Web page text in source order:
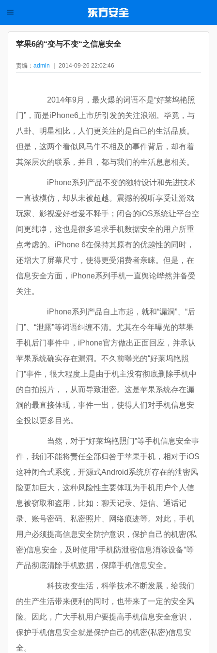
苹果6的“变与不变“之信息安全
责编： admin ｜ 2014-09-26 22:02:46
2014年9月，最火爆的词语不是“好莱坞艳照
门”，而是iPhone6上市所引发的关注浪潮。毕竟，与
八卦、明星相比，人们更关注的是自己的生活品质。
但是，这两个看似风马牛不相及的事件背后，却有着
其深层次的联系，并且，都与我们的生活息息相关。
iPhone系列产品不变的独特设计和先进技术
一直被模仿，却从未被超越。震撼的视听享受让游戏
玩家、影视爱好者爱不释手；闭合的iOS系统让平台空
间更纯净，这也是很多追求手机数据安全的用户所重
点考虑的。iPhone 6在保持其原有的优越性的同时，
还增大了屏幕尺寸，使得更受消费者亲睐。但是，在
信息安全方面，iPhone系列手机一直舆论哗然并备受
关注。
iPhone系列产品自上市起，就和“漏洞”、“后
门”、“泄露”等词语纠缠不清。尤其在今年曝光的苹果
手机后门事件中，iPhone官方做出正面回应，并承认
苹果系统确实存在漏洞。不久前曝光的“好莱坞艳照
门”事件，很大程度上是由于机主没有彻底删除手机中
的自拍照片，，从而导致泄密。这是苹果系统存在漏
洞的最直接体现，事件一出，使得人们对手机信息安
全投以更多目光。
当然，对于“好莱坞艳照门”等手机信息安全事
件，我们不能将责任全部归咎于苹果手机，相对于iOS
这种闭合式系统，开源式Android系统所存在的泄密风
险更加巨大，这种风险性主要体现为手机用户个人信
息被窃取和盗用，比如：聊天记录、短信、通话记
录、账号密码、私密照片、网络痕迹等。对此，手机
用户必须提高信息安全防护意识，保护自己的机密(私
密)信息安全，及时使用“手机防泄密信息消除设备”等
产品彻底清除手机数据，保障手机信息安全。
科技改变生活，科学技术不断发展，给我们
的生产生活带来便利的同时，也带来了一定的安全风
险。因此，广大手机用户要提高手机信息安全意识，
保护手机信息安全就是保护自己的机密(私密)信息安
全。